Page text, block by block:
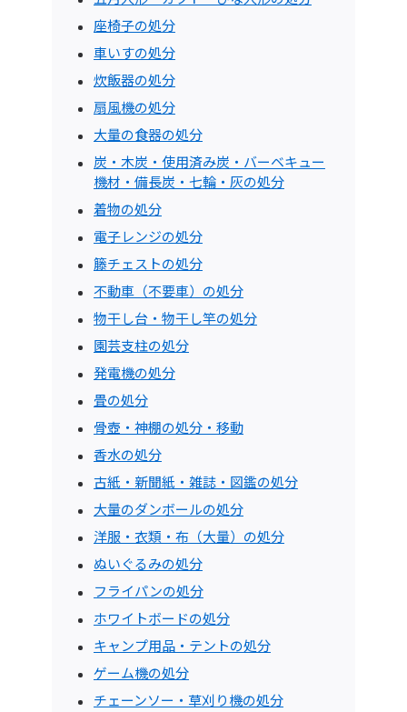
座椅子の処分
車いすの処分
炊飯器の処分
扇風機の処分
大量の食器の処分
炭・木炭・使用済み炭・バーベキュー
機材・備長炭・七輪・灰の処分
着物の処分
電子レンジの処分
籐チェストの処分
不動車（不要車）の処分
物干し台・物干し竿の処分
園芸支柱の処分
発電機の処分
畳の処分
骨壺・神棚の処分・移動
香水の処分
古紙・新聞紙・雑誌・図鑑の処分
大量のダンボールの処分
洋服・衣類・布（大量）の処分
ぬいぐるみの処分
フライパンの処分
ホワイトボードの処分
キャンプ用品・テントの処分
ゲーム機の処分
チェーンソー・草刈り機の処分